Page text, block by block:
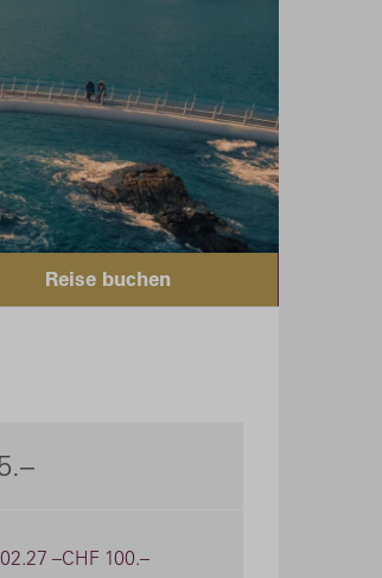
Reise buchen
–CHF 100.–